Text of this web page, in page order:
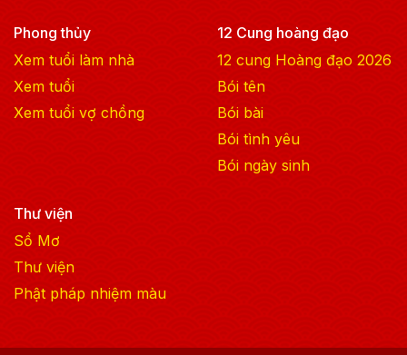
Phong thủy
Xem tuổi làm nhà
Xem tuổi
Xem tuổi vợ chồng
12 Cung hoàng đạo
12 cung Hoàng đạo 2026
Bói tên
Bói bài
Bói tình yêu
Bói ngày sinh
Thư viện
Sổ Mơ
Thư viện
Phật pháp nhiệm màu